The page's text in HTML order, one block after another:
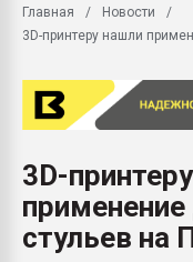
Главная
Новости
3D-принтеру нашли
3D-
применение
стульев